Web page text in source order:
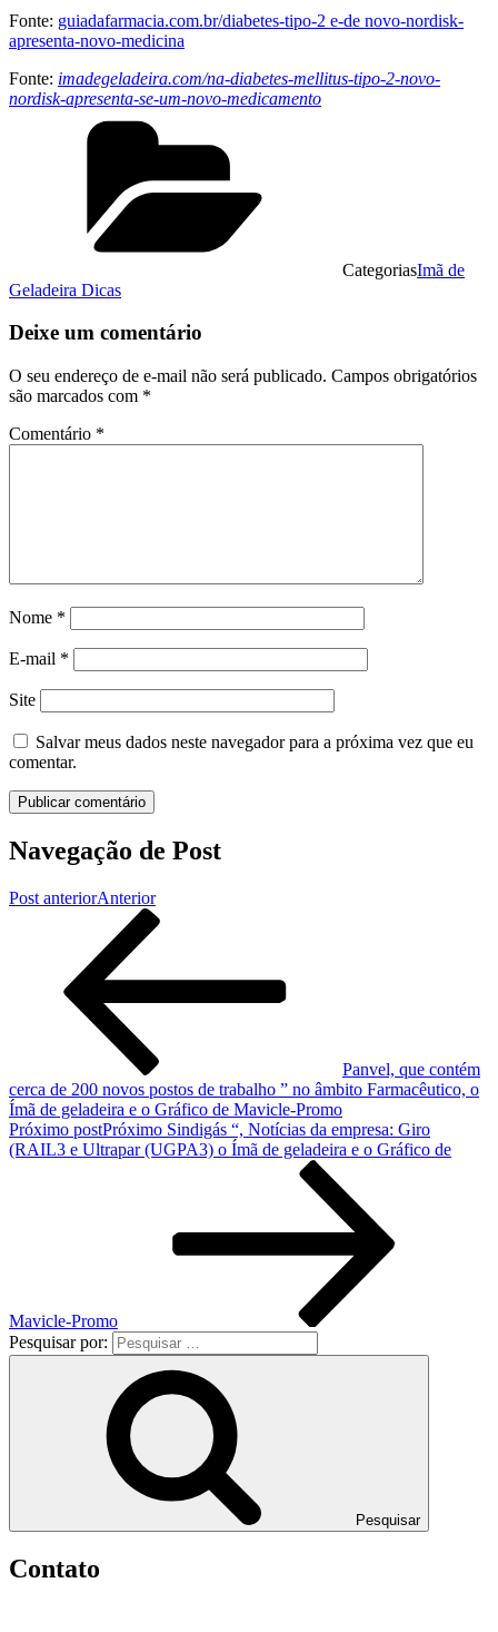
Fonte: guiadafarmacia.com.br/diabetes-tipo-2 e-de novo-nordisk-
apresenta-novo-medicina
Fonte: imadegeladeira.com/na-diabetes-mellitus-tipo-2-novo-
nordisk-apresenta-se-um-novo-medicamento
CategoriasImã de
Geladeira Dicas
Deixe um comentário
O seu endereço de e-mail não será publicado. Campos obrigatórios
são marcados com *
Comentário *
Nome *
E-mail *
Site
Salvar meus dados neste navegador para a próxima vez que eu
comentar.
Navegação de Post
Post anteriorAnterior
Panvel, que contém
cerca de 200 novos postos de trabalho ” no âmbito Farmacêutico, o
Ímã de geladeira e o Gráfico de Mavicle-Promo
Próximo postPróximo Sindigás “, Notícias da empresa: Giro
(RAIL3 e Ultrapar (UGPA3) o Ímã de geladeira e o Gráfico de
Mavicle-Promo
Pesquisar por:
Pesquisar
Contato